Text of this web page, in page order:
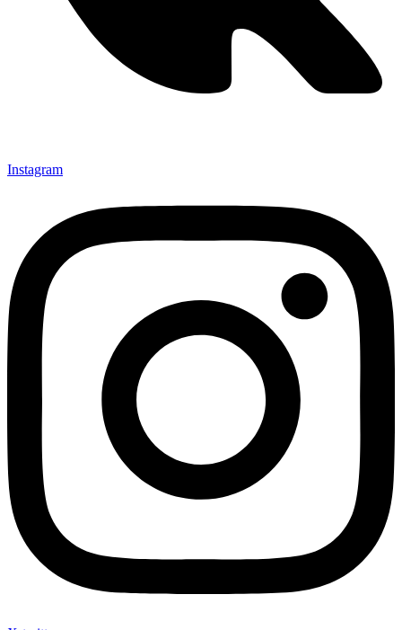
Instagram